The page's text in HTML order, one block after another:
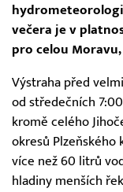
večera je v
pro celou
Výstraha před
od středečních
kromě celého
okresů Plzeňského
více než 60 litrů
hladiny menších